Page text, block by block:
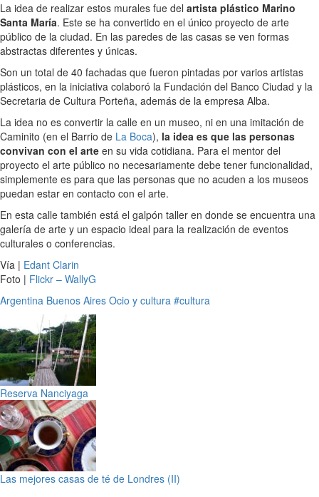
La idea de realizar estos murales fue del artista plástico Marino
Santa María. Este se ha convertido en el único proyecto de arte
público de la ciudad. En las paredes de las casas se ven formas
abstractas diferentes y únicas.
Son un total de 40 fachadas que fueron pintadas por varios artistas
plásticos, en la iniciativa colaboró la Fundación del Banco Ciudad y la
Secretaria de Cultura Porteña, además de la empresa Alba.
La idea no es convertir la calle en un museo, ni en una imitación de
Caminito (en el Barrio de La Boca), la idea es que las personas
convivan con el arte en su vida cotidiana. Para el mentor del
proyecto el arte público no necesariamente debe tener funcionalidad,
simplemente es para que las personas que no acuden a los museos
puedan estar en contacto con el arte.
En esta calle también está el galpón taller en donde se encuentra una
galería de arte y un espacio ideal para la realización de eventos
culturales o conferencias.
Vía | Edant Clarin
Foto | Flickr – WallyG
Argentina Buenos Aires Ocio y cultura #cultura
Reserva Nanciyaga
Las mejores casas de té de Londres (II)